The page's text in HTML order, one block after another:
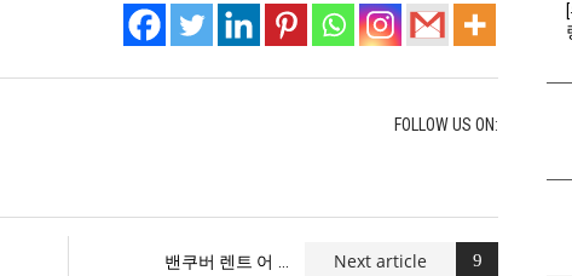
FOLLOW US ON:
밴쿠버 렌트 어 Next article